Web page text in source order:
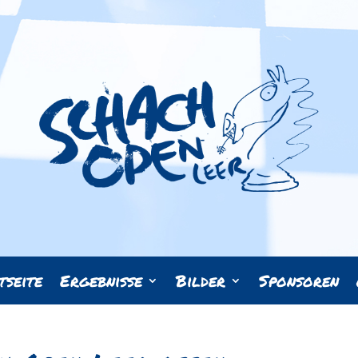
Ergebnisse Bilder Sponsoren